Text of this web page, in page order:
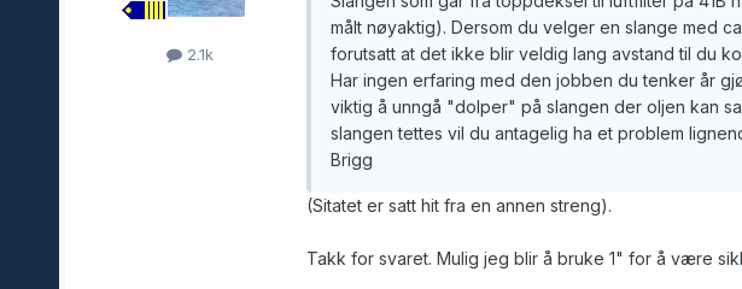
2.1k
målt nøyaktig). Dersom du velger en slange med
forutsatt at det ikke blir veldig lang avstand til du
Har ingen erfaring med den jobben du tenker år
viktig å unngå "dolper" på slangen der oljen kan
slangen tettes vil du antagelig ha et problem
Brigg
(Sitatet er satt hit fra en annen streng).
Takk for svaret. Mulig jeg blir å bruke 1" for å være